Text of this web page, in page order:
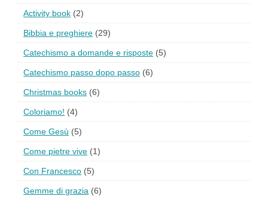
Activity book (2)
Bibbia e preghiere (29)
Catechismo a domande e risposte (5)
Catechismo passo dopo passo (6)
Christmas books (6)
Coloriamo! (4)
Come Gesù (5)
Come pietre vive (1)
Con Francesco (5)
Gemme di grazia (6)